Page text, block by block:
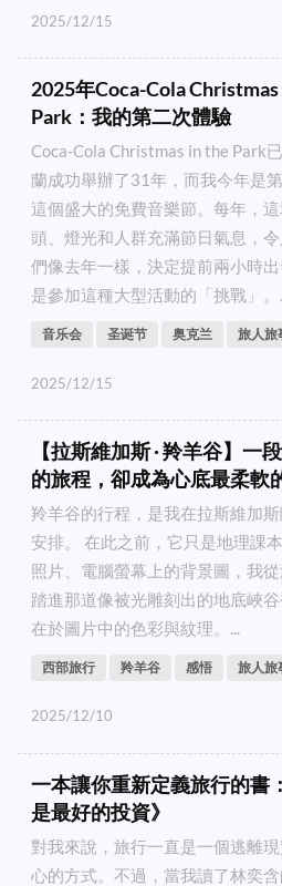
2025/12/15
2025年Coca-Cola
Park：我的第二次體驗
Coca-Cola Christmas in the Park
蘭成功舉辦了31年，而我今年是
這個盛大的免費音樂節。每年，
頭、燈光和人群充滿節日氣息，
們像去年一樣，決定提前兩小時
是參加這種大型活動的「挑戰」。
音乐会 圣诞节 奥克兰 旅人旅
2025/12/15
【拉斯維加斯 · 羚羊谷】一
的旅程，卻成為心底最柔軟
羚羊谷的行程，是我在拉斯維加
安排。 在此之前，它只是地理課
照片、電腦螢幕上的背景圖，我
踏進那道像被光雕刻出的地底峽
在於圖片中的色彩與紋理。...
西部旅行 羚羊谷 感悟 旅人旅
2025/12/10
一本讓你重新定義旅行的書
是最好的投資》
對我來說，旅行一直是一個逃離
心的方式。不過，當我讀了林奕